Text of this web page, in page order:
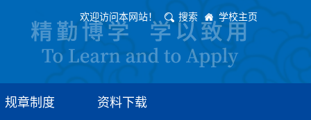
欢迎访问本网站！ 搜索 学校主页
规章制度 资料下载